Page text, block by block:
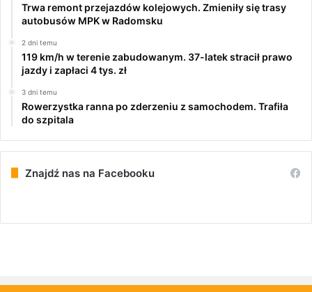
Trwa remont przejazdów kolejowych. Zmieniły się trasy
autobusów MPK w Radomsku
2 dni temu
119 km/h w terenie zabudowanym. 37-latek stracił prawo
jazdy i zapłaci 4 tys. zł
3 dni temu
Rowerzystka ranna po zderzeniu z samochodem. Trafiła
do szpitala
Znajdź nas na Facebooku